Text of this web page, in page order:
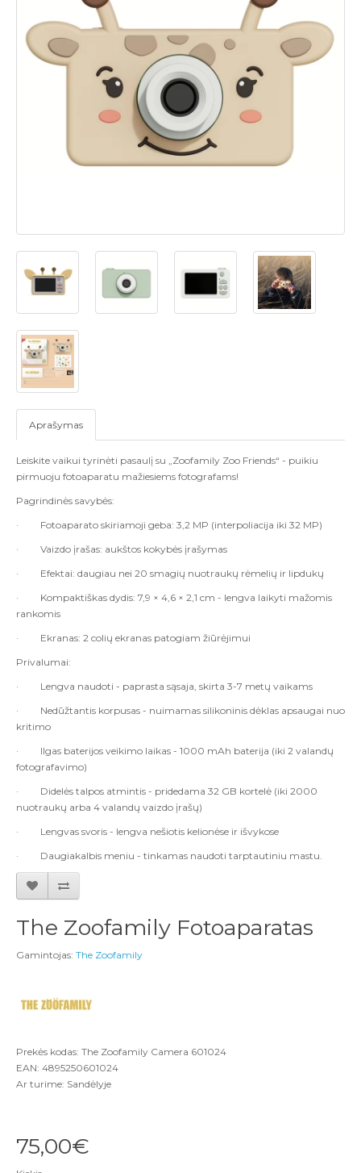
Aprašymas
Leiskite vaikui tyrinėti pasaulį su „Zoofamily Zoo Friends“ - puikiu
pirmuoju fotoaparatu mažiesiems fotografams!
Pagrindinės savybės:
·
Fotoaparato skiriamoji geba: 3,2 MP (interpoliacija iki 32 MP)
·
Vaizdo įrašas: aukštos kokybės įrašymas
·
Efektai: daugiau nei 20 smagių nuotraukų rėmelių ir lipdukų
·
Kompaktiškas dydis: 7,9 × 4,6 × 2,1 cm - lengva laikyti mažomis
rankomis
·
Ekranas: 2 colių ekranas patogiam žiūrėjimui
Privalumai:
·
Lengva naudoti - paprasta sąsaja, skirta 3-7 metų vaikams
·
Nedūžtantis korpusas - nuimamas silikoninis dėklas apsaugai nuo
kritimo
·
Ilgas baterijos veikimo laikas - 1000 mAh baterija (iki 2 valandų
fotografavimo)
·
Didelės talpos atmintis - pridedama 32 GB kortelė (iki 2000
nuotraukų arba 4 valandų vaizdo įrašų)
·
Lengvas svoris - lengva nešiotis kelionėse ir išvykose
·
Daugiakalbis meniu - tinkamas naudoti tarptautiniu mastu.
The Zoofamily Fotoaparatas
Gamintojas: The Zoofamily
Prekės kodas: The Zoofamily Camera 601024
EAN: 4895250601024
Ar turime: Sandėlyje
75,00€